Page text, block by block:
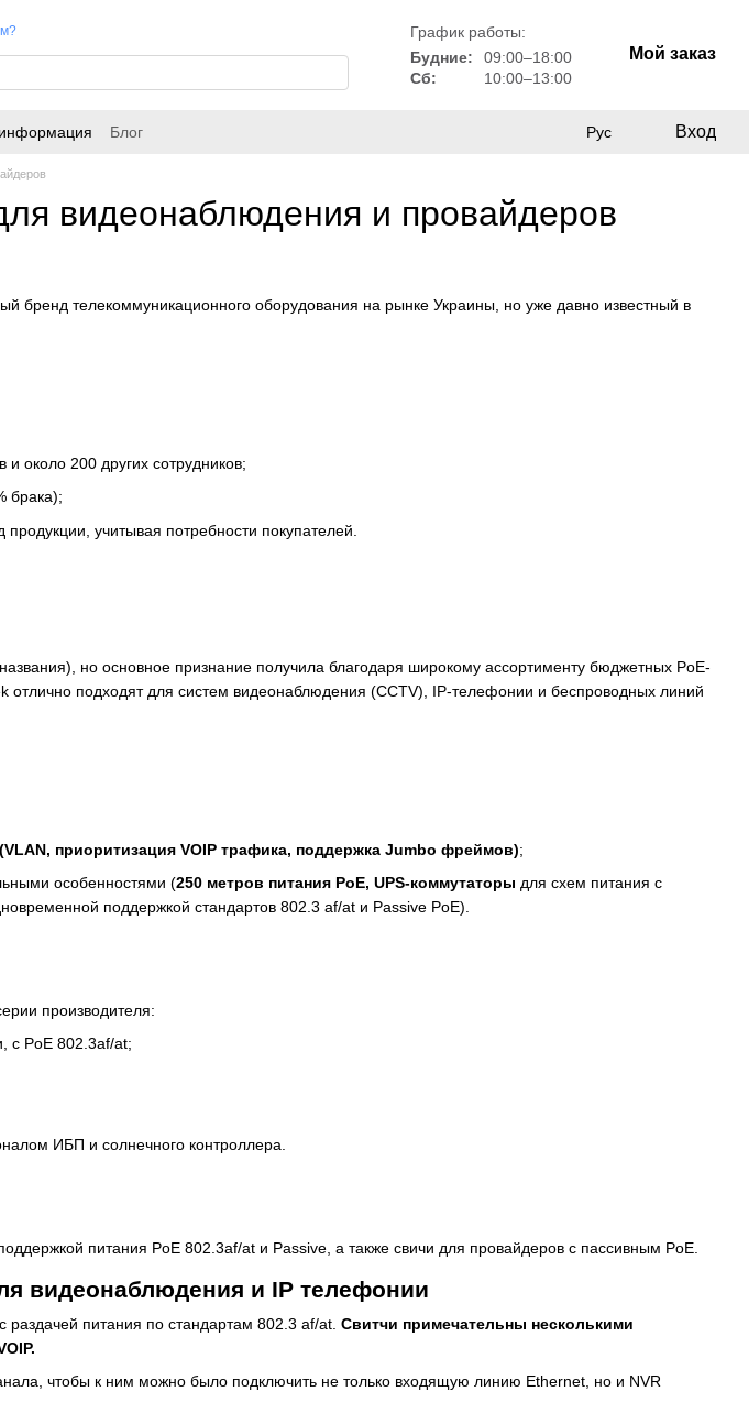
График работы:
Будние:
09:00–18:00
Сб:
10:00–13:00
Мой заказ
Блог Рус Вход
видеонаблюдения и провайдеров
бренд телекоммуникационного оборудования на рынке Украины, но уже давно известный в
около 200 других сотрудников;
брака);
учитывая потребности покупателей.
но основное признание получила благодаря широкому ассортименту бюджетных PoE-
подходят для систем видеонаблюдения (CCTV), IP-телефонии и беспроводных линий
приоритизация VOIP трафика, поддержка Jumbo фреймов);
особенностями (250 метров питания PoE, UPS-коммутаторы для схем питания с
поддержкой стандартов 802.3 af/at и Passive PoE).
производителя:
с PoE 802.3af/at;
ИБП и солнечного контроллера.
питания PoE 802.3af/at и Passive, а также свичи для провайдеров с пассивным PoE.
видеонаблюдения и IP телефонии
раздачей питания по стандартам 802.3 af/at. Свитчи примечательны несколькими
чтобы к ним можно было подключить не только входящую линию Ethernet, но и NVR